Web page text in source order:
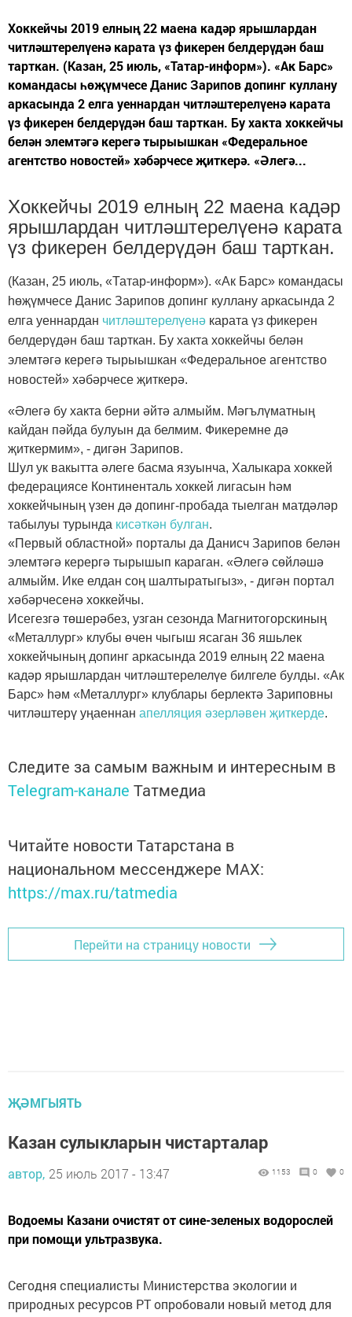
Хоккейчы 2019 елның 22 маена кадәр ярышлардан
читләштерелүенә карата үз фикерен белдерүдән баш
тарткан. (Казан, 25 июль, «Татар-информ»). «Ак Барс»
командасы һөҗүмчесе Данис Зарипов допинг куллану
аркасында 2 елга уеннардан читләштерелүенә карата
үз фикерен белдерүдән баш тарткан. Бу хакта хоккейчы
белән элемтәгә керегә тырыышкан «Федеральное
агентство новостей» хәбәрчесе җиткерә. «Әлегә...
Хоккейчы 2019 елның 22 маена кадәр
ярышлардан читләштерелүенә карата
үз фикерен белдерүдән баш тарткан.
(Казан, 25 июль, «Татар-информ»). «Ак Барс» командасы
һөҗүмчесе Данис Зарипов допинг куллану аркасында 2
елга уеннардан читләштерелүенә карата үз фикерен
белдерүдән баш тарткан. Бу хакта хоккейчы белән
элемтәгә керегә тырыышкан «Федеральное агентство
новостей» хәбәрчесе җиткерә.
«Әлегә бу хакта берни әйтә алмыйм. Мәгълүматның
кайдан пәйда булуын да белмим. Фикеремне дә
җиткермим», - дигән Зарипов.
Шул ук вакытта әлеге басма язуынча, Халыкара хоккей
федерациясе Континенталь хоккей лигасын һәм
хоккейчының үзен дә допинг-пробада тыелган матдәләр
табылуы турында кисәткән булган.
«Первый областной» порталы да Данисч Зарипов белән
элемтәгә керергә тырышып караган. «Әлегә сөйләшә
алмыйм. Ике елдан соң шалтыратыгыз», - дигән портал
хәбәрчесенә хоккейчы.
Исегезгә төшерәбез, узган сезонда Магнитогорскиның
«Металлург» клубы өчен чыгыш ясаган 36 яшьлек
хоккейчының допинг аркасында 2019 елның 22 маена
кадәр ярышлардан читләштерелелүе билгеле булды. «Ак
Барс» һәм «Металлург» клублары берлектә Зариповны
читләштерү уңаеннан апелляция әзерләвен җиткерде.
Следите за самым важным и интересным в
Telegram-канале Татмедиа
Читайте новости Татарстана в
национальном мессенджере MАХ:
https://max.ru/tatmedia
Перейти на страницу новости
ҖӘМГЫЯТЬ
Казан сулыкларын чистарталар
автор, 25 июль 2017 - 13:47 1153 0 0
Водоемы Казани очистят от сине-зеленых водорослей
при помощи ультразвука.
Сегодня специалисты Министерства экологии и
природных ресурсов РТ опробовали новый метод для